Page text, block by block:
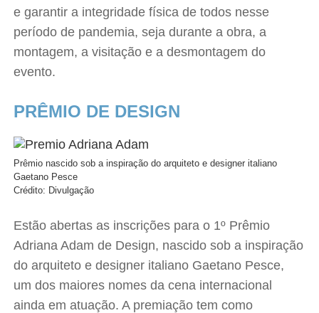
e garantir a integridade física de todos nesse
período de pandemia, seja durante a obra, a
montagem, a visitação e a desmontagem do
evento.
PRÊMIO DE DESIGN
Prêmio nascido sob a inspiração do arquiteto e designer italiano
Gaetano Pesce
Crédito: Divulgação
Estão abertas as inscrições para o 1º Prêmio
Adriana Adam de Design, nascido sob a inspiração
do arquiteto e designer italiano Gaetano Pesce,
um dos maiores nomes da cena internacional
ainda em atuação. A premiação tem como